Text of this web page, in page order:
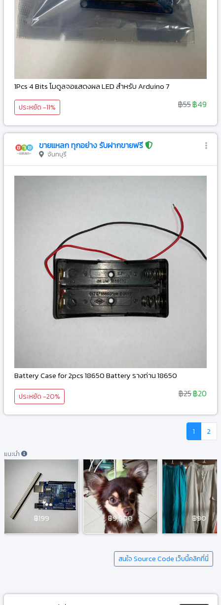
1Pcs 4 Bits โมดูลจอแสดงผล LED สำหรับ Arduino 7
ประหยัด -11% ฿55฿49
ขายแหลก ทุกอย่าง รับฝากขายฟรี
จันทบุรี
Battery Case for 2pcs 18650 Battery รางถ่าน 18650
ประหยัด -20% ฿25฿20
1 2
แนะนำ
฿199 ฿9,900 ฿90
สนใจ Source Code เว็บนี้คลิกที่นี่